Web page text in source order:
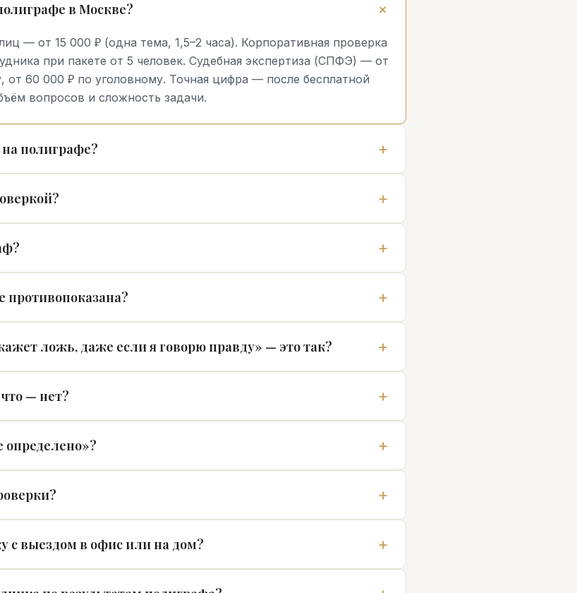
в Москве?
— от 15 000 ₽ (одна тема, 1,5–2 часа). Корпоративная проверка
при пакете от 5 человек. Судебная экспертиза (СПФЭ) — от
от 60 000 ₽ по уголовному. Точная цифра — после бесплатной
вопросов и сложность задачи.
полиграфе?
противопоказана?
ложь, даже если я говорю правду» — это так?
— нет?
определено»?
с выездом в офис или на дом?